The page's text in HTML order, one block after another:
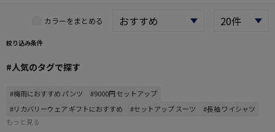
カラーをまとめる
絞り込み条件
#人気のタグで探す
#梅雨におすすめ パンツ
#9000円 セットアップ
#リカバリーウェア ギフトにおすすめ
#セットアップ スーツ
#長袖 ワイシャツ
もっと見る